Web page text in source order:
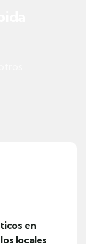
en
locales